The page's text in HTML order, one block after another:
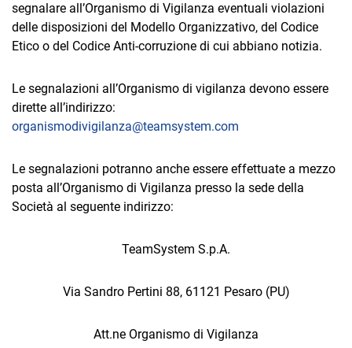
segnalare all’Organismo di Vigilanza eventuali violazioni
delle disposizioni del Modello Organizzativo, del Codice
Etico o del Codice Anti-corruzione di cui abbiano notizia.
Le segnalazioni all’Organismo di vigilanza devono essere
dirette all’indirizzo:
organismodivigilanza@teamsystem.com
Le segnalazioni potranno anche essere effettuate a mezzo
posta all’Organismo di Vigilanza presso la sede della
Società al seguente indirizzo:
TeamSystem S.p.A.
Via Sandro Pertini 88, 61121 Pesaro (PU)
Att.ne Organismo di Vigilanza